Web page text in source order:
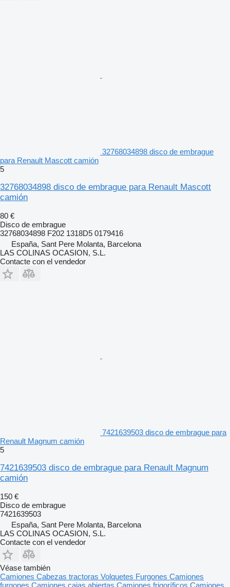
32768034898 disco de embrague
para Renault Mascott camión
5
32768034898 disco de embrague para Renault Mascott
camión
80 €
Disco de embrague
32768034898 F202 1318D5 0179416
España, Sant Pere Molanta, Barcelona
LAS COLINAS OCASION, S.L.
Contacte con el vendedor
7421639503 disco de embrague para
Renault Magnum camión
5
7421639503 disco de embrague para Renault Magnum
camión
150 €
Disco de embrague
7421639503
España, Sant Pere Molanta, Barcelona
LAS COLINAS OCASION, S.L.
Contacte con el vendedor
Véase también
Camiones Cabezas tractoras Volquetes Furgones Camiones